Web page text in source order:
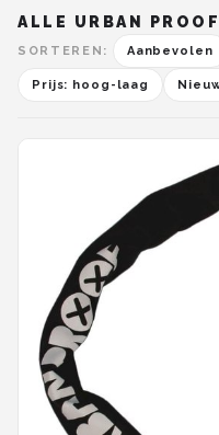
ALLE URBAN
SORTEREN: Aanbevolen
Prijs: hoog-laag